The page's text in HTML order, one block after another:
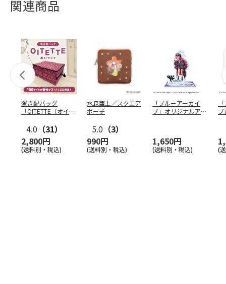
関連商品
置き配バッグ
「OITETTE（オイテ
4.0 （31）
2,800円
(送料別・税込)
水森亜土／スクエア
ポーチ
5.0 （3）
990円
(送料別・税込)
「ブルーアーカイ
ブ」オリジナルアク
1,650円
(送料別・税込)
ブ
(